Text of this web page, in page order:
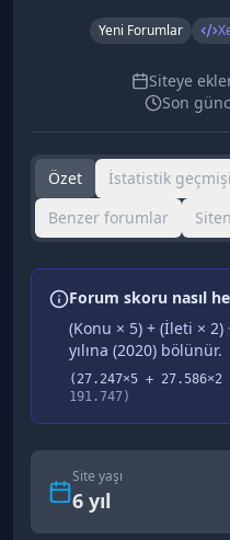
Yeni Forumlar
Siteye
Son
Özet İstatistik geçmişi
Benzer forumlar
Forum skoru nasıl
(Konu × 5) + (İleti ×
yılına (2020) bölünür.
( 27.247×5 + 27.586×2
191.747)
Site yaşı
6 yıl